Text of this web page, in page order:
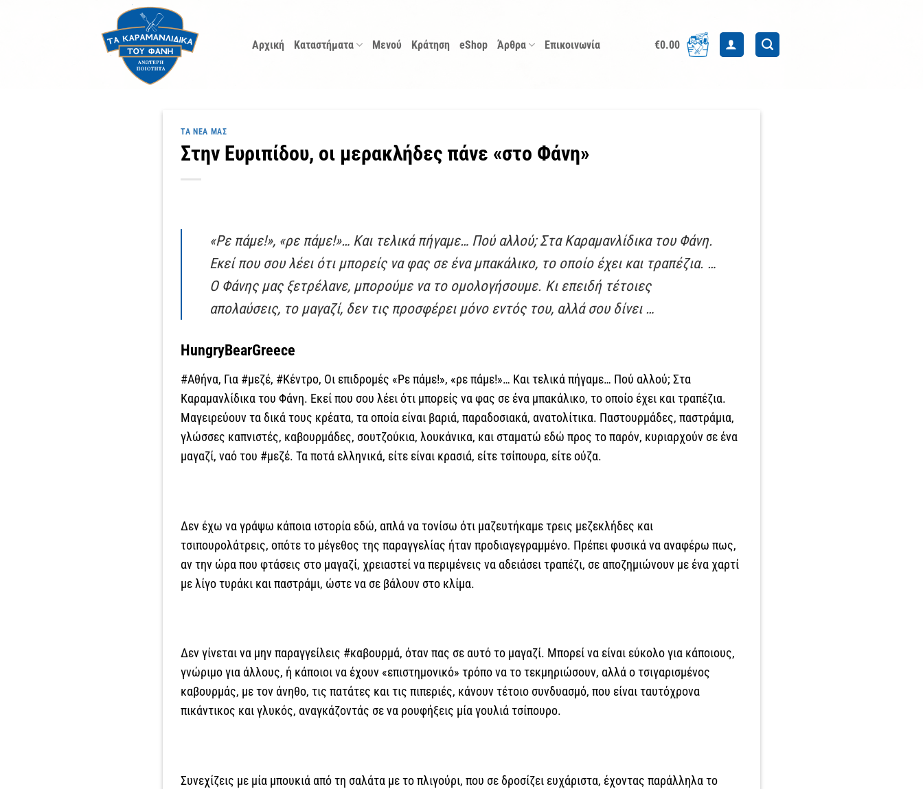
Αρχική Καταστήματα Μενού Κράτηση eShop Άρθρα Επικοινωνία €0.00
ΤΑ ΝΈΑ ΜΑΣ
Στην Ευριπίδου, οι μερακλήδες πάνε «στο Φάνη»
«Ρε πάμε!», «ρε πάμε!»… Και τελικά πήγαμε… Πού αλλού; Στα Καραμανλίδικα του Φάνη.
Εκεί που σου λέει ότι μπορείς να φας σε ένα μπακάλικο, το οποίο έχει και τραπέζια. …
Ο Φάνης μας ξετρέλανε, μπορούμε να το ομολογήσουμε. Κι επειδή τέτοιες
απολαύσεις, το μαγαζί, δεν τις προσφέρει μόνο εντός του, αλλά σου δίνει …
HungryBearGreece
#Αθήνα, Για #μεζέ, #Κέντρο, Οι επιδρομές «Ρε πάμε!», «ρε πάμε!»… Και τελικά πήγαμε… Πού αλλού; Στα
Καραμανλίδικα του Φάνη. Εκεί που σου λέει ότι μπορείς να φας σε ένα μπακάλικο, το οποίο έχει και τραπέζια.
Μαγειρεύουν τα δικά τους κρέατα, τα οποία είναι βαριά, παραδοσιακά, ανατολίτικα. Παστουρμάδες, παστράμια,
γλώσσες καπνιστές, καβουρμάδες, σουτζούκια, λουκάνικα, και σταματώ εδώ προς το παρόν, κυριαρχούν σε ένα
μαγαζί, ναό του #μεζέ. Τα ποτά ελληνικά, είτε είναι κρασιά, είτε τσίπουρα, είτε ούζα.
Δεν έχω να γράψω κάποια ιστορία εδώ, απλά να τονίσω ότι μαζευτήκαμε τρεις μεζεκλήδες και
τσιπουρολάτρεις, οπότε το μέγεθος της παραγγελίας ήταν προδιαγεγραμμένο. Πρέπει φυσικά να αναφέρω πως,
αν την ώρα που φτάσεις στο μαγαζί, χρειαστεί να περιμένεις να αδειάσει τραπέζι, σε αποζημιώνουν με ένα χαρτί
με λίγο τυράκι και παστράμι, ώστε να σε βάλουν στο κλίμα.
Δεν γίνεται να μην παραγγείλεις #καβουρμά, όταν πας σε αυτό το μαγαζί. Μπορεί να είναι εύκολο για κάποιους,
γνώριμο για άλλους, ή κάποιοι να έχουν «επιστημονικό» τρόπο να το τεκμηριώσουν, αλλά ο τσιγαρισμένος
καβουρμάς, με τον άνηθο, τις πατάτες και τις πιπεριές, κάνουν τέτοιο συνδυασμό, που είναι ταυτόχρονα
πικάντικος και γλυκός, αναγκάζοντάς σε να ρουφήξεις μία γουλιά τσίπουρο.
Συνεχίζεις με μία μπουκιά από τη σαλάτα με το πλιγούρι, που σε δροσίζει ευχάριστα, έχοντας παράλληλα το